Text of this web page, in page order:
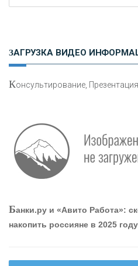
привлечь и удержать
ЗАГРУЗКА ВИДЕО
Консультирование, Презентация
Банки.ру и «Авито Работа»:
накопить россияне в 2025